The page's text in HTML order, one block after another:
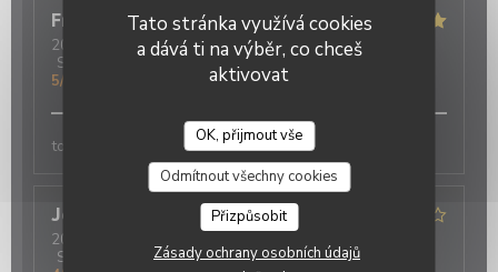
Tato stránka využívá cookies
a dává ti na výběr, co chceš
aktivovat
OK, přijmout vše
Odmítnout všechny cookies
Přizpůsobit
Zásady ochrany osobních údajů
Françoise D
2026-07-24
- 20:00 - Hosté 4
Služba
4 /5 Kuchyně Kvalita / Cena
5/5
tous
Jean-Pierre
2026-07-23
Služba
Atmosféra:4/5 Kuchyně:5/5 Kvalita / Cena
Oh ! MOUETTES